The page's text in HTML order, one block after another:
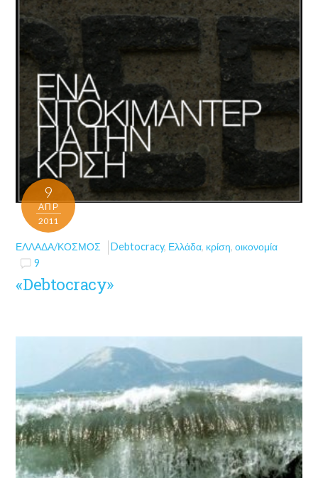
9
ΑΠΡ
2011
ΕΛΛΆΔΑ/ΚΌΣΜΟΣ Debtocracy, Ελλάδα, κρίση,οικονομία
9
«Debtocracy»